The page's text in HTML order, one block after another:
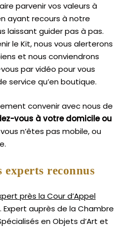
parvenir vos valeurs à
ayant recours à notre
laissant guider pas à pas.
le Kit, nous vous alerterons
et nous conviendrons
par vidéo pour vous
service qu’en boutique.
convenir avec nous de
vous à votre domicile ou
vous n’êtes pas mobile, ou
experts reconnus
près la Cour d’Appel
Expert auprès de laChambre
en Objets d’Art et